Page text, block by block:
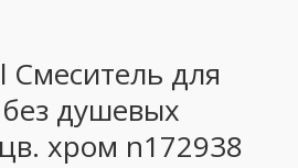
Смеситель для
душевых
хром n172938